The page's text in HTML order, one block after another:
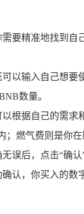
要精准地找到自
可以输入自己想
数量。
以根据自己的需
；燃气费则是你
误后，点击“确
认，你买入的数